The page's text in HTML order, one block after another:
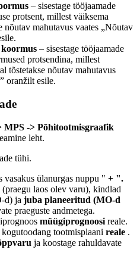
– sisestage tööjaamade
protsent, millest väiksema
nõutav mahutavus vaates „Nõutav
– sisestage tööjaamade
protsendina, millest
tõstetakse nõutav mahutavus
oranžilt esile.
MPS -> Põhitootmisgraafik
leht.
tühi.
vasakus ülanurgas nuppu " + ".
laos olev varu), kindlad
d) ja juba planeeritud (MO-d
praeguste andmetega.
müügiprognoosi reale.
tootmisplaani reale .
ja koostage rahuldavate